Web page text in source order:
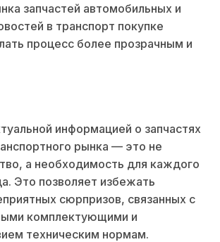
запчастей автомобильных и
в транспорт покупке
процесс более прозрачным и
информацией о запчастях
рынка — это не
а необходимость для каждого
Это позволяет избежать
сюрпризов, связанных с
комплектующими и
техническим нормам.